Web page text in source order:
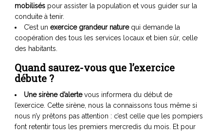
mobilisés pour assister la population et vous guider sur la
conduite à tenir.
C’est un exercice grandeur naturequi demande la
coopération des tous les services locaux et bien sûr, celle
des habitants.
Quand saurez-vous que l’exercice
débute ?
Une sirène d’alertevous informera du début de
l’exercice. Cette sirène, nous la connaissons tous même si
nous n’y prêtons pas attention : c’est celle que les pompiers
font retentir tous les premiers mercredis du mois. Et pour